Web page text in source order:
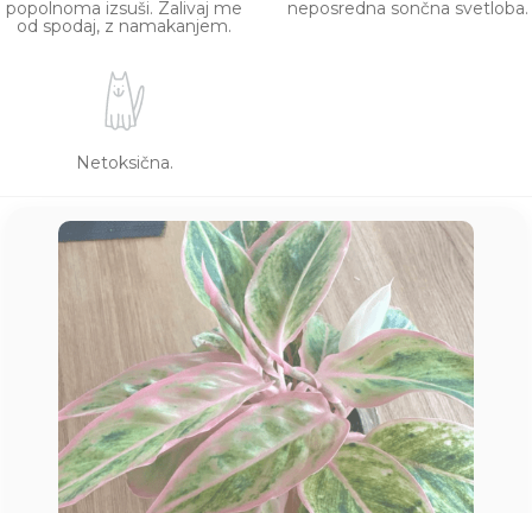
popolnoma izsuši. Zalivaj me
od spodaj, z namakanjem.
neposredna sončna svetloba.
Netoksična.